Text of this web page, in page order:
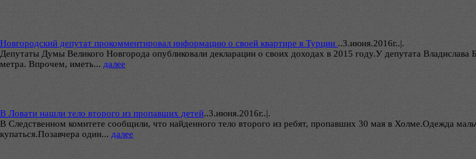
Новгородский депутат прокомментировал информацию о своей квартире в Турции ..3.июня.2016г..|.
Депутаты Думы Великого Новгорода опубликовали декларации о своих доходах в 2015 году.У депутата
метра. Впрочем, иметь... далее
В Ловати нашли тело второго из пропавших детей..3.июня.2016г..|.
В Следственном комитете сообщили, что найденного тело второго из ребят, пропавших 30 мая в Холме.Одежда
купаться.Позавчера один... далее